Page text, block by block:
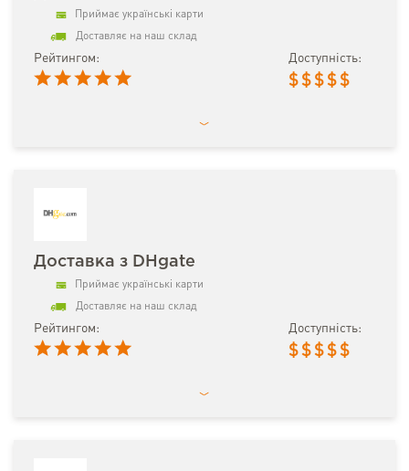
Приймає українські карти
Доставляє на наш склад
Рейтингом: Доступність:
$ $ $ $ $
Доставка з DHgate
Приймає українські карти
Доставляє на наш склад
Рейтингом: Доступність:
$ $ $ $ $